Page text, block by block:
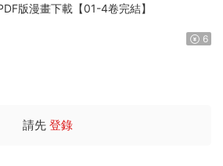
版漫畫下載【01-4卷完結】
6
請先 登錄